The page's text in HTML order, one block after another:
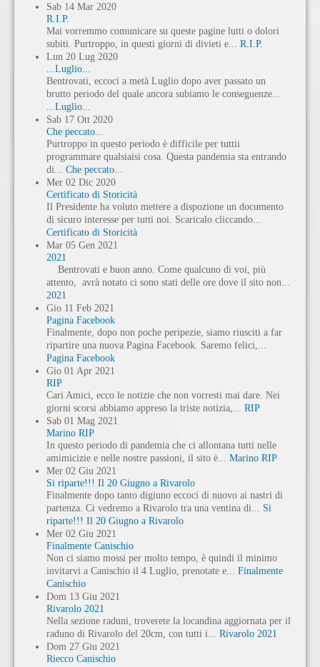
Sab 14 Mar 2020
R.I.P.
Mai vorremmo comunicare su queste pagine lutti o dolori
subiti. Purtroppo, in questi giorni di divieti e... R.I.P.
Lun 20 Lug 2020
...Luglio...
Bentrovati, eccoci a metà Luglio dopo aver passato un
brutto periodo del quale ancora subiamo le conseguenze...
...Luglio...
Sab 17 Ott 2020
Che peccato...
Purtroppo in questo periodo è difficile per tuttii
programmare qualsiaisi cosa. Questa pandemia sta entrando
di... Che peccato...
Mer 02 Dic 2020
Certificato di Storicità
Il Presidente ha voluto mettere a dispozione un documento
di sicuro interesse per tutti noi. Scaricalo cliccando...
Certificato di Storicità
Mar 05 Gen 2021
2021
Bentrovati e buon anno. Come qualcuno di voi, più
attento, avrà notato ci sono stati delle ore dove il sito non...
2021
Gio 11 Feb 2021
Pagina Facebook
Finalmente, dopo non poche peripezie, siamo riusciti a far
ripartire una nuova Pagina Facebook. Saremo felici,...
Pagina Facebook
Gio 01 Apr 2021
RIP
Cari Amici, ecco le notizie che non vorresti mai dare. Nei
giorni scorsi abbiamo appreso la triste notizia,... RIP
Sab 01 Mag 2021
Marino RIP
In questo periodo di pandemia che ci allontana tutti nelle
amimicizie e nelle nostre passioni, il sito è... Marino RIP
Mer 02 Giu 2021
Si riparte!!! Il 20 Giugno a Rivarolo
Finalmente dopo tanto digiuno eccoci di nuovo ai nastri di
partenza. Ci vedremo a Rivarolo tra una ventina di... Si
riparte!!! Il 20 Giugno a Rivarolo
Mer 02 Giu 2021
Finalmente Canischio
Non ci siamo mossi per molto tempo, è quindi il minimo
invitarvi a Canischio il 4 Luglio, prenotate e... Finalmente
Canischio
Dom 13 Giu 2021
Rivarolo 2021
Nella sezione raduni, troverete la locandina aggiornata per il
raduno di Rivarolo del 20cm, con tutti i... Rivarolo 2021
Dom 27 Giu 2021
Riecco Canischio